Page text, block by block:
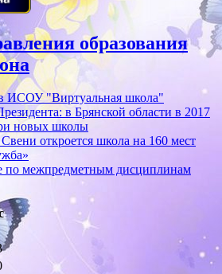
образования
ИСОУ "Виртуальная школа"
в Брянской области в 2017
новых школы
откроется школа на 160 мест
по межпредметным дисциплинам